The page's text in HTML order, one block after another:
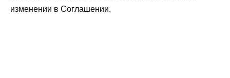
изменении в Соглашении.